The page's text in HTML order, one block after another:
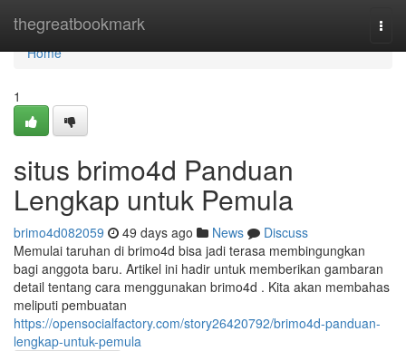
thegreatbookmark
Home
Home
1
situs brimo4d Panduan
Lengkap untuk Pemula
brimo4d082059 49 days ago News
Discuss
Memulai taruhan di brimo4d bisa jadi terasa membingungkan
bagi anggota baru. Artikel ini hadir untuk memberikan gambaran
detail tentang cara menggunakan brimo4d . Kita akan membahas
meliputi pembuatan
https://opensocialfactory.com/story26420792/brimo4d-panduan-
lengkap-untuk-pemula